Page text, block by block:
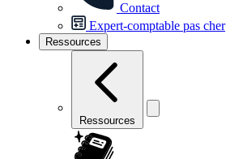
Contact
Expert-comptable pas cher
Ressources
Ressources